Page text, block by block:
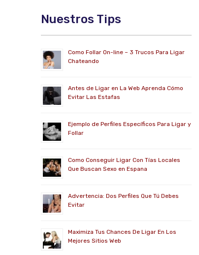
Nuestros Tips
Como Follar On-line – 3 Trucos Para Ligar
Chateando
Antes de Ligar en La Web Aprenda Cómo
Evitar Las Estafas
Ejemplo de Perfiles Específicos Para Ligar y
Follar
Como Conseguir Ligar Con Tías Locales
Que Buscan Sexo en Espana
Advertencia: Dos Perfiles Que Tú Debes
Evitar
Maximiza Tus Chances De Ligar En Los
Mejores Sitios Web